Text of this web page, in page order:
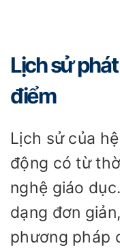
Lịch sử
điểm
Lịch sử của
động có từ
nghệ giáo
dạng đơn
phương pháp